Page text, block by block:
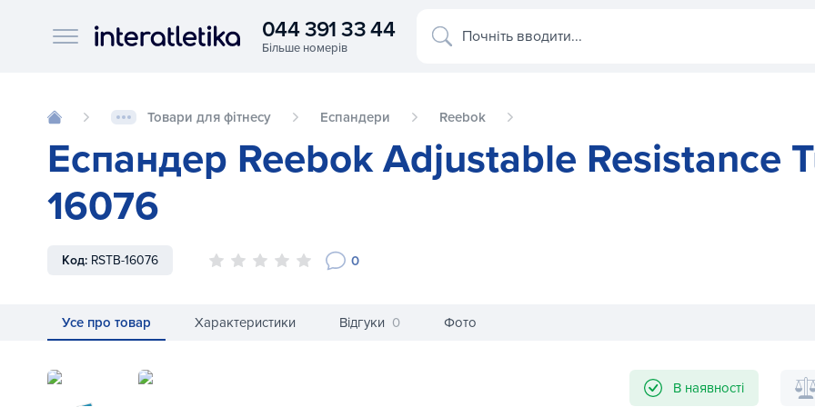
Interatletika logo
044 391 33 44 Почніть вводити...
Товари для фітнесу Еспандери Reebok
Еспандер Reebok Adjustable Resistance
16076
Код: RSTB-16076 0
Усе про товар Характеристики Відгуки 0 Фото
Еспандер Reebok Adjustable Resistance Tube Medium RSTB-16076 Еспандер Reebok Adjustable
В наявності